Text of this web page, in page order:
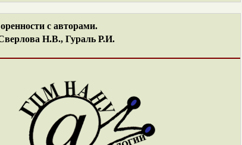
с авторами.
Н.В., Гураль Р.И.